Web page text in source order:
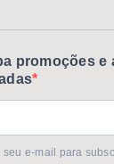
promoções e
seu e-mail para